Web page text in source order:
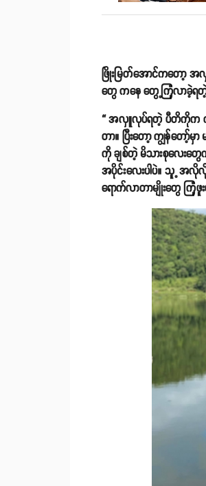
ဖြိုးမြတ်အောင်ကတော့
တွေ ကနေ တွေ့ကြုံလာခဲ့ရတဲ့ ထူ
“ အလှူလုပ်ရတဲ့ ပီတိကိုက က
တာ။ ပြီးတော့ ကျွန်တော့်
ကို ချစ်တဲ့ မိသားစုလေးတွ
အပိုင်းလေးပါပဲ။ သူ့ အလို
ရောက်လာတာမျိုးတွေ က